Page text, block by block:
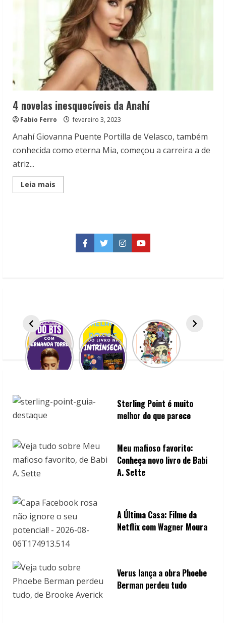
4 novelas inesquecíveis da Anahí
Fabio Ferro fevereiro 3, 2023
Anahí Giovanna Puente Portilla de Velasco, também
conhecida como eterna Mia, começou a carreira a de
atriz...
Leia mais
more
Facebook
TwitterInstagramYouTube
Sterling Point é muito
melhor do que parece
Meu mafioso favorito:
Conheça novo livro de Babi
A. Sette
A Última Casa: Filme da
Netflix com Wagner Moura
Verus lança a obra Phoebe
Berman perdeu tudo